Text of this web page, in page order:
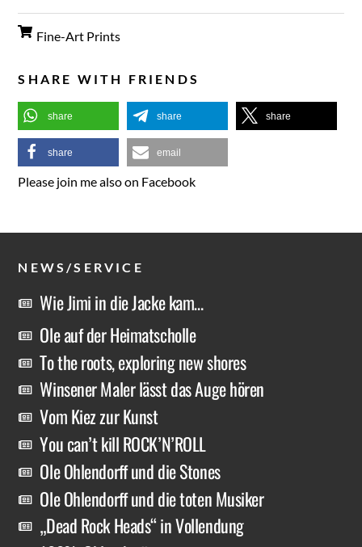
Fine-Art Prints
SHARE WITH FRIENDS
share share share
share email
Please join me also on Facebook
NEWS/SERVICE
Wie Jimi in die Jacke kam…
Ole auf der Heimatscholle
To the roots, exploring new shores
Winsener Maler lässt das Auge hören
Vom Kiez zur Kunst
You can’t kill ROCK’N’ROLL
Ole Ohlendorff und die Stones
Ole Ohlendorff und die toten Musiker
„Dead Rock Heads“ in Vollendung